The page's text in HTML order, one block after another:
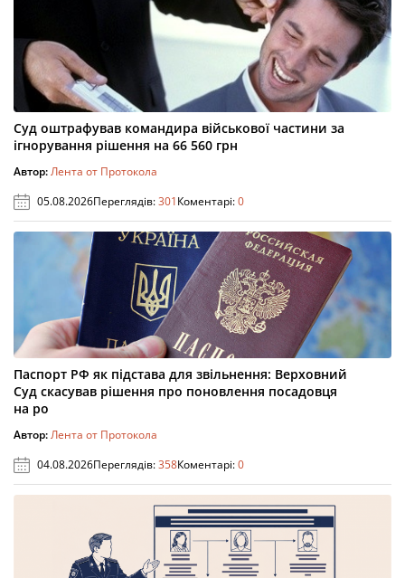
Суд оштрафував командира військової частини за
ігнорування рішення на 66 560 грн
Автор:Лента от Протокола
05.08.2026Переглядів:301Коментарі:0
Паспорт РФ як підстава для звільнення: Верховний
Суд скасував рішення про поновлення посадовця
на ро
Автор:Лента от Протокола
04.08.2026Переглядів:358Коментарі:0